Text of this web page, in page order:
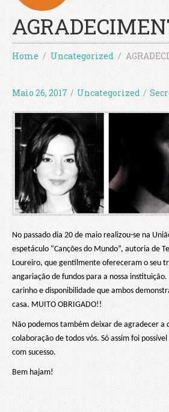
Home Uncategorized
Maio 26, 2017 / Uncategorized /
No passado dia 20 de maio realizou-se na
espetáculo “Canções do Mundo”, autoria de
Loureiro, que gentilmente ofereceram o seu
angariação de fundos para a nossa
carinho e disponibilidade que ambos
casa. MUITO OBRIGADO!!
Não podemos também deixar de agradecer a
colaboração de todos vós. Só assim foi
com sucesso.
Bem hajam!